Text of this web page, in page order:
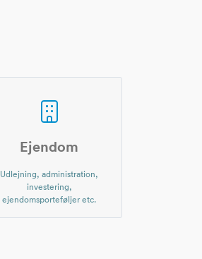
Ejendom
Udlejning, administration,
investering,
ejendomsporteføljer etc.